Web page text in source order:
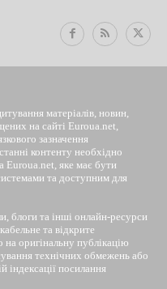
матеріалів, новин,
на сайті Euroua.net,
зазначення
контенту необхідно
Euroua.net, яке має бути
та доступним для
блоги та інші онлайн-ресурси
та відкрите
оригінальну публікацію
технічних обмежень або
індексації посилання